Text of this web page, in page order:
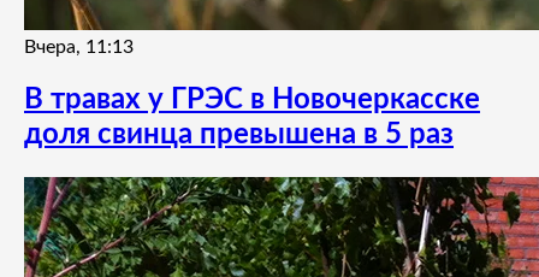
Вчера, 11:13
В травах у ГРЭС в Новочеркасске
доля свинца превышена в 5 раз